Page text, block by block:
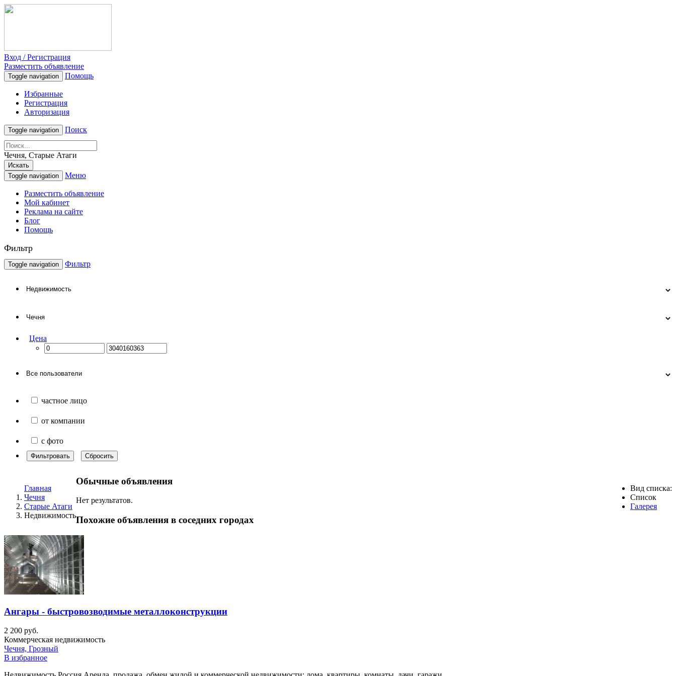
Вход / Регистрация
Разместить объявление
Toggle navigation Помощь
Избранные
Регистрация
Авторизация
Toggle navigation Поиск
Чечня, Старые Атаги
Искать
Toggle navigation
Меню
Разместить объявление
Мой кабинет
Реклама на сайте
Блог
Помощь
Фильтр
Toggle navigation Фильтр
Цена
частное лицо
от компании
с фото
Фильтровать Сбросить
Главная
Чечня
Старые Атаги
Недвижимость
Вид списка:
Список
Галерея
Обычные объявления
Нет результатов.
Похожие объявления в соседних городах
Ангары - быстровозводимые металлоконструкции
2 200 руб.
Коммерческая недвижимость
Чечня, Грозный
В избранное